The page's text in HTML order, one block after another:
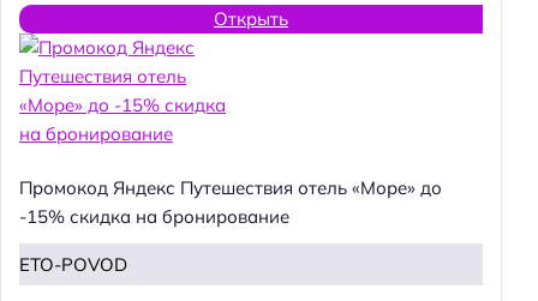
Открыть
Промокод Яндекс Путешествия отель «Море» до
-15% скидка на бронирование
ETO-POVOD